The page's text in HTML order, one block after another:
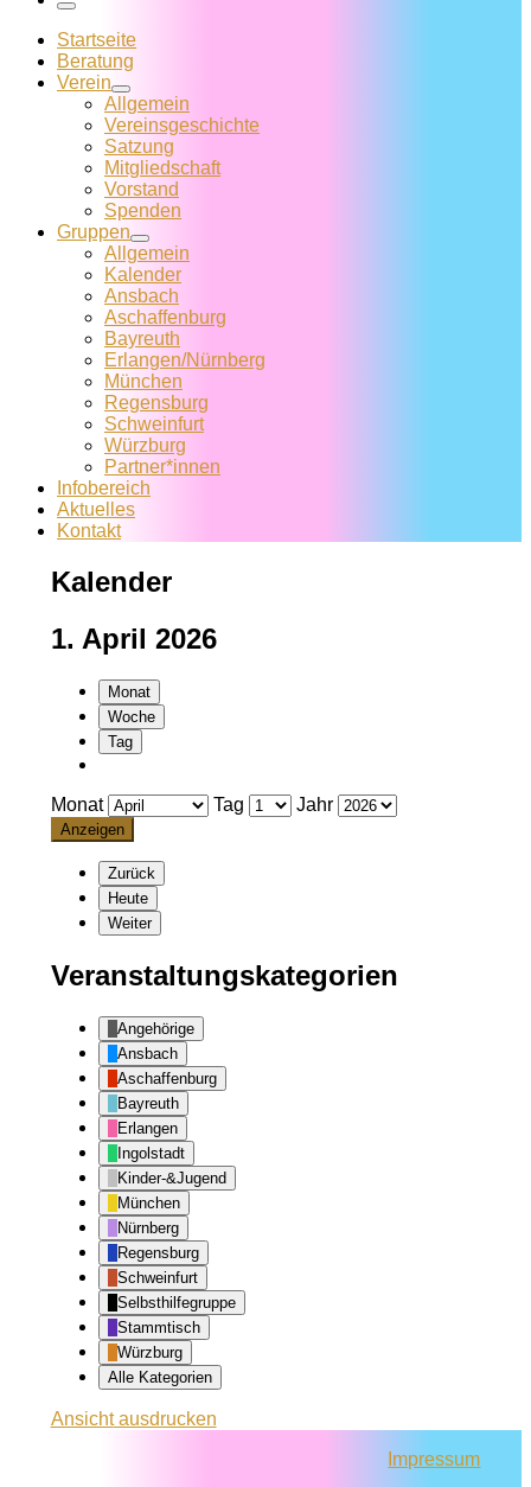
Menü
Startseite
Beratung
Verein
Allgemein
Vereins­geschichte
Satzung
Mitglied­schaft
Vorstand
Spenden
Gruppen
Allgemein
Kalender
Ansbach
Aschaffenburg
Bayreuth
Erlangen/Nürnberg
München
Regensburg
Schweinfurt
Würzburg
Partner*innen
Infobereich
Aktuelles
Kontakt
Kalender
1. April 2026
Monat
Woche
Tag
Monat Tag Jahr
Zurück
Heute
Weiter
Veranstaltungskategorien
Angehörige
Ansbach
Aschaffenburg
Bayreuth
Erlangen
Ingolstadt
Kinder-&Jugend
München
Nürnberg
Regensburg
Schweinfurt
Selbsthilfegruppe
Stammtisch
Würzburg
Alle Kategorien
Ansichtausdrucken
Impressum